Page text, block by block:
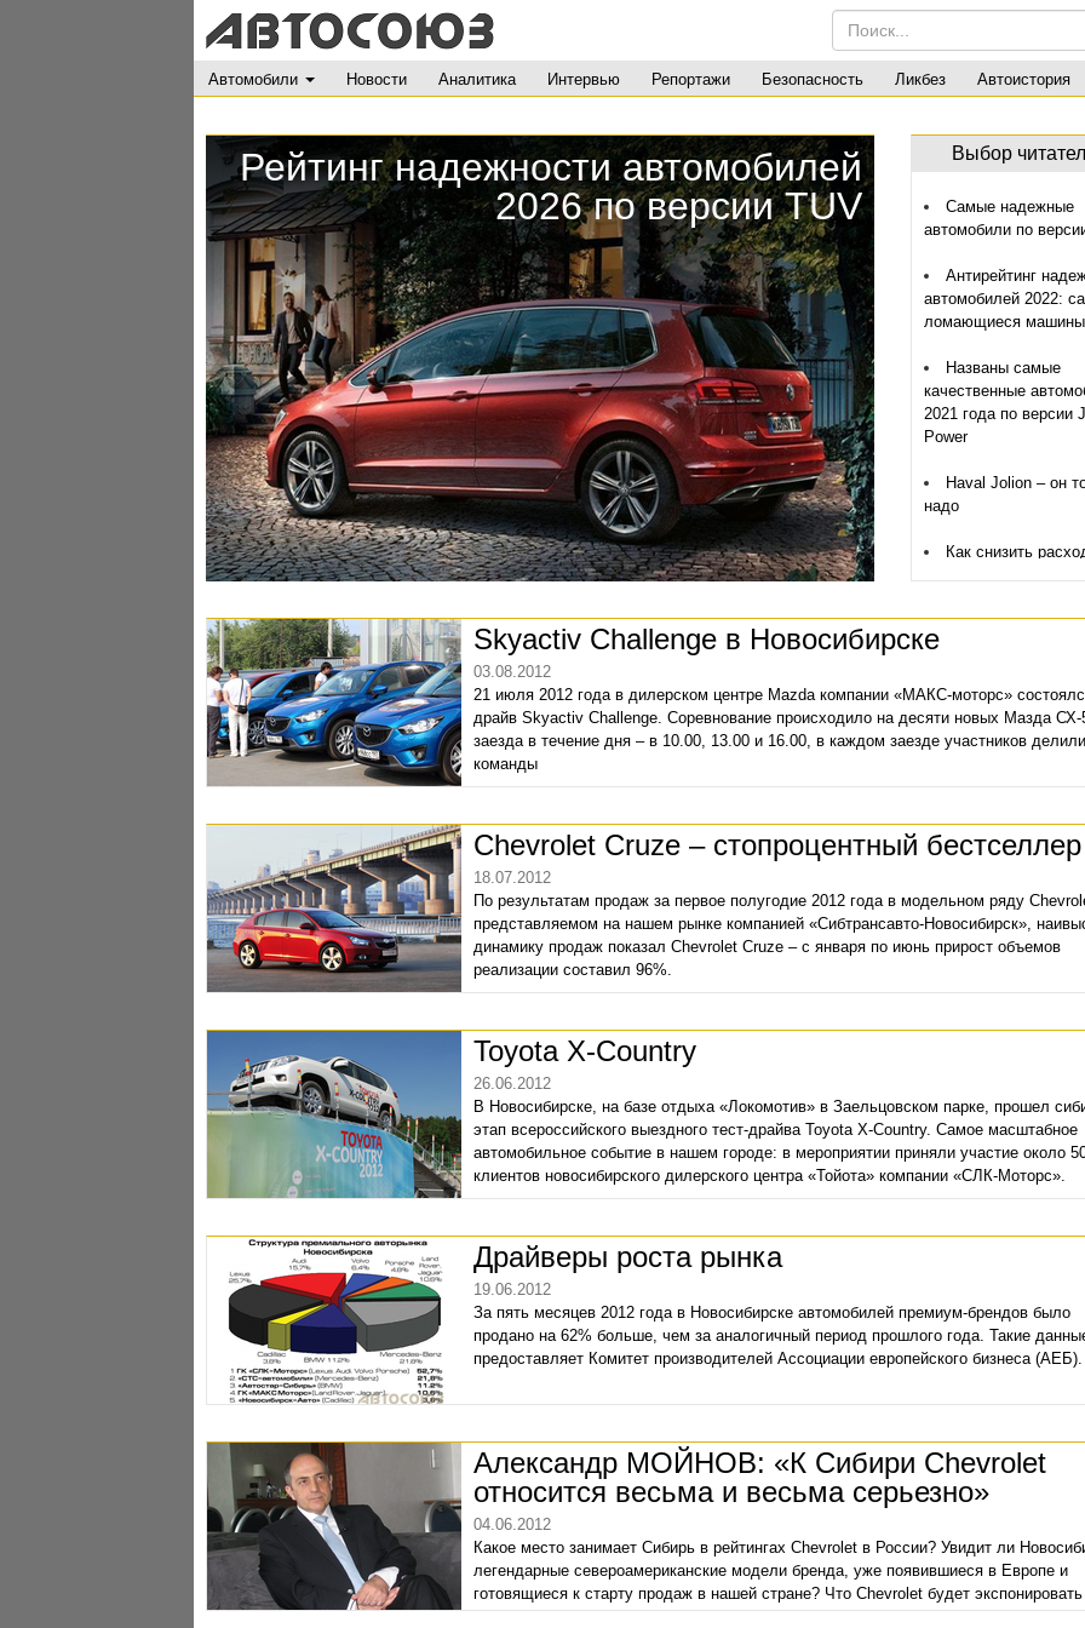
Автомобили Новости Аналитика Интервью Репортажи Безопасность Ликбез Автоистория
Рейтинг надежности автомобилей
2026 по версии TUV
Выбор
Самые надежные
автомобили по
Антирейтинг
автомобилей 2022:
ломающиеся машины
Названы самые
качественные
2021 года по версии
Power
Haval Jolion – он
надо
Как снизить
Названы авто с
привлекательной
2022 году
Euro NCAP назвал
года
Новый кроссовер
вступил в финальную
За что любят и не
Renault Kaptur в
Когда вымрут
Как сэкономить на
заправках
На Алтай на
Chery Tiggo 4 Pro:
Надежнее Toyota
быть только…
дебютировал на
Тест-драйв нового
F7
Рейтинг и
надежности китайских
2024
Skyactiv Challenge в Новосибирске
03.08.2012
21 июля 2012 года в дилерском центре Mazda компании «МАКС-моторс»
драйв Skyactiv Challenge. Соревнование происходило на десяти новых Мазда СХ-
заезда в течение дня – в 10.00, 13.00 и 16.00, в каждом заезде участников
команды
Chevrolet Cruze – стопроцентный бестселлер
18.07.2012
По результатам продаж за первое полугодие 2012 года в модельном ряду
представляемом на нашем рынке компанией «Сибтрансавто-Новосибирск»,
динамику продаж показал Chevrolet Cruze – с января по июнь прирост объемов
реализации составил 96%.
Toyota X-Country
26.06.2012
В Новосибирске, на базе отдыха «Локомотив» в Заельцовском парке, прошел
этап всероссийского выездного тест-драйва Toyota X-Country. Самое масштабное
автомобильное событие в нашем городе: в мероприятии приняли участие около
клиентов новосибирского дилерского центра «Тойота» компании «СЛК-Моторс».
Драйверы роста рынка
19.06.2012
За пять месяцев 2012 года в Новосибирске автомобилей премиум-брендов было
продано на 62% больше, чем за аналогичный период прошлого года. Такие
предоставляет Комитет производителей Ассоциации европейского бизнеса (АЕБ).
Александр МОЙНОВ: «К Сибири Chevrolet
относится весьма и весьма серьезно»
04.06.2012
Какое место занимает Сибирь в рейтингах Chevrolet в России? Увидит ли
легендарные североамериканские модели бренда, уже появившиеся в Европе и
готовящиеся к старту продаж в нашей стране? Что Chevrolet будет
наших новосибирских автовыставках?